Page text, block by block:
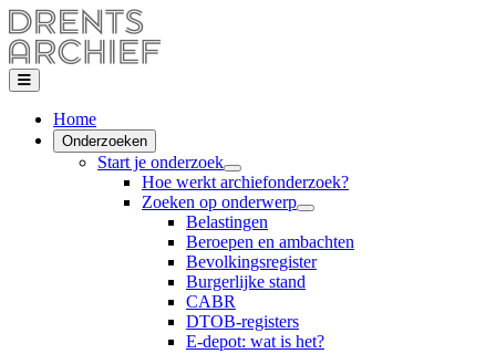
Home
Onderzoeken
Start je onderzoek
Hoe werkt archiefonderzoek?
Zoeken op onderwerp
Belastingen
Beroepen en ambachten
Bevolkingsregister
Burgerlijke stand
CABR
DTOB-registers
E-depot: wat is het?